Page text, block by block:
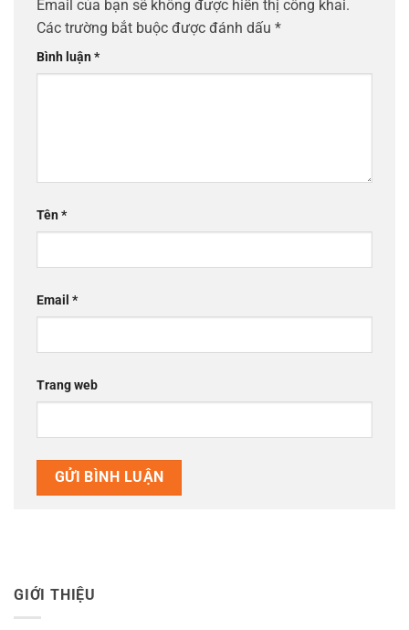
Email của bạn sẽ không được hiển thị công khai.
Các trường bắt buộc được đánh dấu *
Bình luận*
Tên*
Email *
Trang web
GIỚI THIỆU